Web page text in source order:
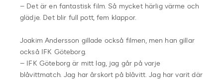
– Det är en fantastisk film. Så mycket härlig värme och
glädje. Det blir full pott, fem klappor.
Joakim Andersson gillade också filmen, men han gillar
också IFK Göteborg.
– IFK Göteborg är mitt lag, jag går på varje
blåvittmatch. Jag har årskort på blåvitt. Jag har varit där